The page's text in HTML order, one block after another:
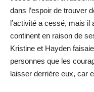
dans l’espoir de trouver
l’activité a cessé, mais il
continent en raison de
Kristine et Hayden
personnes que les
laisser derrière eux, car